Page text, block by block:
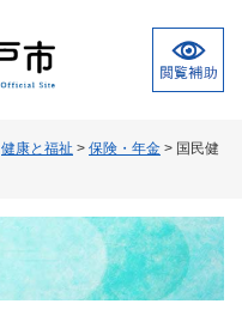
健康と福祉 > 保険・年金 > 国民健